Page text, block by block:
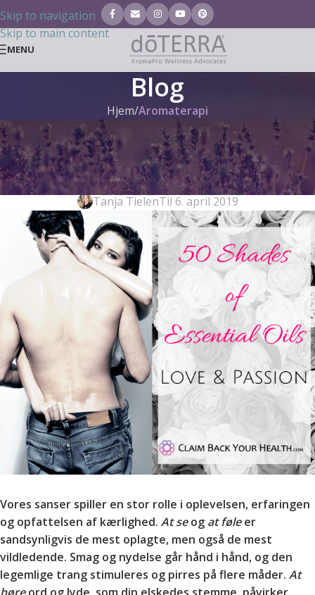
Skip to navigation
Skip to main content
MENU
Blog
Hjem/Aromaterapi
AROMATERAPI
50 Shades of Essential Oils –
æteriske olier og intimitet
Tanja TielenTil 6. april 2019
Vores sanser spiller en stor rolle i oplevelsen, erfaringen
og opfattelsen af kærlighed. At seog at føleer
sandsynligvis de mest oplagte, men også de mest
vildledende. Smag og nydelse går hånd i hånd, og den
legemlige trang stimuleres og pirres på flere måder. At